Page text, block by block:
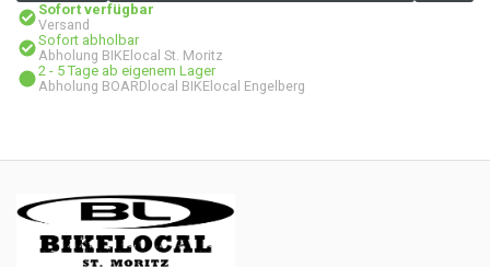
Sofort verfügbar
Versand
Sofort abholbar
Abholung BIKElocal St. Moritz
2 - 5 Tage ab eigenem Lager
Abholung BOARDlocal BIKElocal Engelberg